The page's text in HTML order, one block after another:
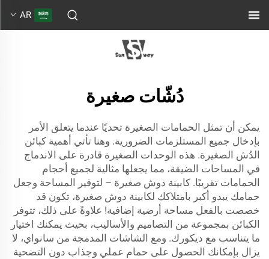
AR
دُشّات صغيرة
يمكن أن تمثل الحمامات الصغيرة تحديًا عندما يتعلق الأمر
بإدخال جميع المستلزمات الضرورية. وهنا تأتي أهمية كبائن
الدُش الصغيرة. هذه الوحدات الصغيرة قادرة على الاندماج
في المساحات الضيقة، مما يجعلها مثالية لجميع أحجام
الحمامات تقريبًا. كابينة دوش صغيرة – لتوفير المساحة وجعل
حمامك يبدو أكبر بامتلاكك لكابينة دوش صغيرة، تكون قد
خصصت بالفعل مساحة أرضية إضافية! علاوةً على ذلك، تتوفر
الكبائن بمجموعة من التصاميم والأساليب، بحيث يمكنك اختيار
ما يتناسب مع ديكورك. ومع الشاشات المدمجة من سانواي، لا
يزال بإمكانك الحصول على حمام عملي وجذاب دون التضحية